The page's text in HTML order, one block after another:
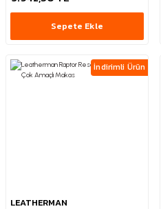
Sepete Ekle
İndirimli Ürün
LEATHERMAN